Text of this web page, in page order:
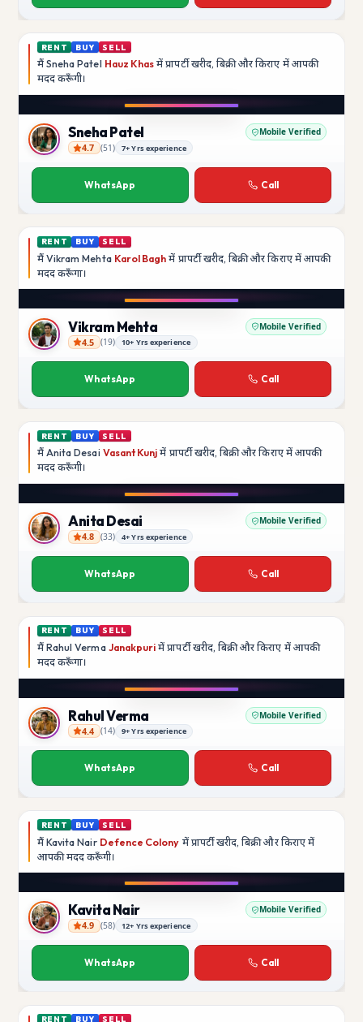
RENT BUY SELL
मैं Sneha Patel Hauz Khas में प्रापर्टी खरीद, बिक्री और किराए में आपकी
मददकरूँगी।
Sneha Patel
Sneha Patel Mobile Verified
4.7 (51) 7+ Yrs experience
WhatsApp Call
RENT BUY SELL
मैं Vikram Mehta Karol Bagh में प्रापर्टी खरीद, बिक्री और किराए में आपकी
मददकरूँगा।
Vikram Mehta
Vikram Mehta Mobile Verified
4.5 (19) 10+ Yrs experience
WhatsApp Call
RENT BUY SELL
मैं Anita Desai Vasant Kunj में प्रापर्टी खरीद, बिक्री और किराए में आपकी
मददकरूँगी।
Anita Desai
Anita Desai Mobile Verified
4.8 (33) 4+ Yrs experience
WhatsApp Call
RENT BUY SELL
मैं Rahul Verma Janakpuri में प्रापर्टी खरीद, बिक्री और किराए में आपकी
मददकरूँगा।
Rahul Verma
Rahul Verma Mobile Verified
4.4 (14) 9+ Yrs experience
WhatsApp Call
RENT BUY SELL
मैं Kavita Nair Defence Colony में प्रापर्टी खरीद, बिक्री और किराए में
आपकी मददकरूँगी।
Kavita Nair
Kavita Nair Mobile Verified
4.9 (58) 12+ Yrs experience
WhatsApp Call
RENT BUY SELL